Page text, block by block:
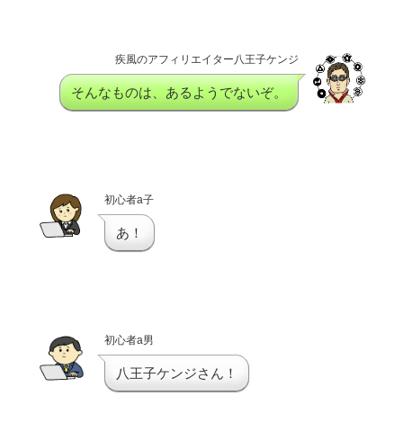
疾風のアフィリエイター八王子ケンジ
そんなものは、あるようでないぞ。
初心者a子
あ！
初心者a男
八王子ケンジさん！